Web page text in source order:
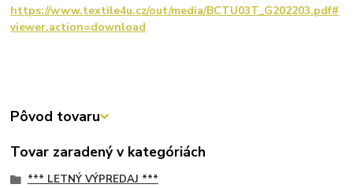
https://www.textile4u.cz/out/media/BCTU03T_G202203.pdf#
viewer.action=download
Pôvod tovaru
Tovar zaradený v kategóriách
*** LETNÝ VÝPREDAJ ***